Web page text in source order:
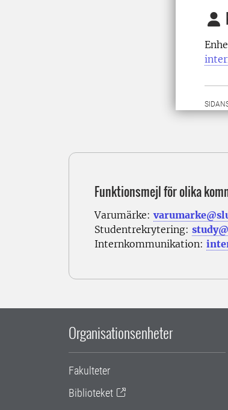
Funktionsmejl för olika
Varumärke:
Studentrekrytering:
Internkommunikation:
Organisationsenheter
Fakulteter
Biblioteket